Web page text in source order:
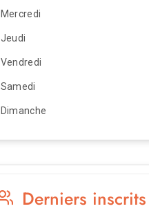
Mercredi
Jeudi
Vendredi
Samedi
Dimanche
Derniers inscrits